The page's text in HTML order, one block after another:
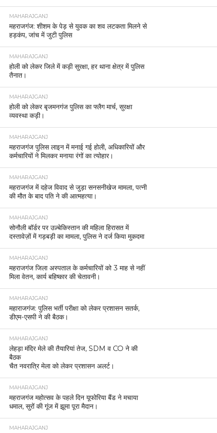
MAHARAJGANJ
महराजगंज: शीशम के पेड़ से युवक का शव लटकता मिलने से
हड़कंप, जांच में जुटी पुलिस
MAHARAJGANJ
होली को लेकर जिले में कड़ी सुरक्षा, हर थाना क्षेत्र में पुलिस
तैनात।
MAHARAJGANJ
होली को लेकर बृजमनगंज पुलिस का फ्लैग मार्च, सुरक्षा
व्यवस्था कड़ी।
MAHARAJGANJ
महराजगंज पुलिस लाइन में मनाई गई होली, अधिकारियों और
कर्मचारियों ने मिलकर मनाया रंगों का त्योहार।
MAHARAJGANJ
महराजगंज में दहेज विवाद से जुड़ा सनसनीखेज मामला, पत्नी
की मौत के बाद पति ने की आत्महत्या।
MAHARAJGANJ
सोनौली बॉर्डर पर उज़्बेकिस्तान की महिला हिरासत में
दस्तावेज़ों में गड़बड़ी का मामला, पुलिस ने दर्ज किया मुकदमा
MAHARAJGANJ
महराजगंज जिला अस्पताल के कर्मचारियों को 3 माह से नहीं
मिला वेतन, कार्य बहिष्कार की चेतावनी।
MAHARAJGANJ
महाराजगंज: पुलिस भर्ती परीक्षा को लेकर प्रशासन सतर्क,
डीएम-एसपी ने की बैठक।
MAHARAJGANJ
लेहड़ा मंदिर मेले की तैयारियां तेज, SDM व CO ने की
बैठक
चैत नवरात्रि मेला को लेकर प्रशासन अलर्ट।
MAHARAJGANJ
महराजगंज महोत्सव के पहले दिन यूफोरिया बैंड ने मचाया
धमाल, सुरों की गूंज में झूमा पूरा मैदान।
MAHARAJGANJ